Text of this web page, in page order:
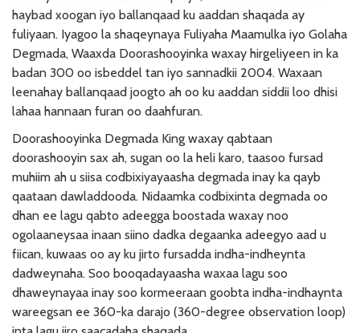
haybad xoogan iyo ballanqaad ku aaddan shaqada ay
fuliyaan. Iyagoo la shaqeynaya Fuliyaha Maamulka iyo Golaha
Degmada, Waaxda Doorashooyinka waxay hirgeliyeen in ka
badan 300 oo isbeddel tan iyo sannadkii 2004. Waxaan
leenahay ballanqaad joogto ah oo ku aaddan siddii loo dhisi
lahaa hannaan furan oo daahfuran.
Doorashooyinka Degmada King waxay qabtaan
doorashooyin sax ah, sugan oo la heli karo, taasoo fursad
muhiim ah u siisa codbixiyayaasha degmada inay ka qayb
qaataan dawladdooda. Nidaamka codbixinta degmada oo
dhan ee lagu qabto adeegga boostada waxay noo
ogolaaneysaa inaan siino dadka degaanka adeegyo aad u
fiican, kuwaas oo ay ku jirto fursadda indha-indheynta
dadweynaha. Soo booqadayaasha waxaa lagu soo
dhaweynayaa inay soo kormeeraan goobta indha-indhaynta
wareegsan ee 360-ka darajo (360-degree observation loop)